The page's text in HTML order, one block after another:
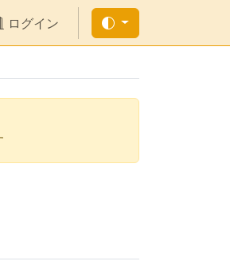
ログイン